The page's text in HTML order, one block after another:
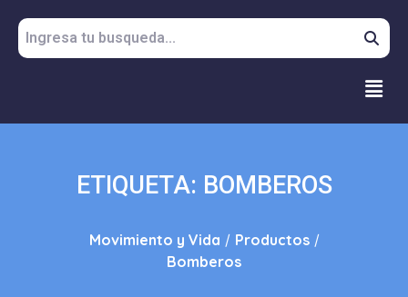
ETIQUETA: BOMBEROS
Movimiento y Vida / Productos/
Bomberos